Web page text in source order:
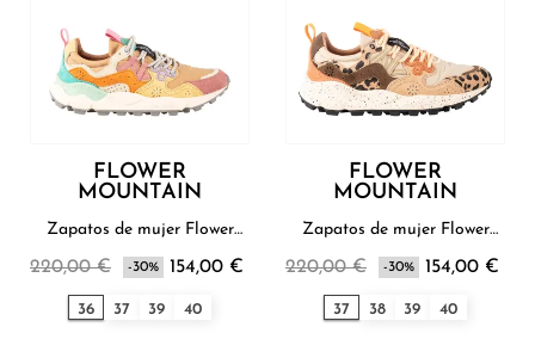
FLOWER
MOUNTAIN
Zapatos de mujer Flower
220,00 € -30% 154,00 €
36 37 39 40
FLOWER
MOUNTAIN
Zapatos de mujer Flower
220,00 € -30% 154,00 €
37 38 39 40